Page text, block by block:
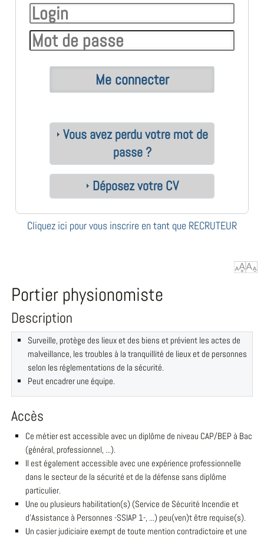
Vous avez perdu votre mot de
passe ?
Déposez votre CV
Cliquez ici pour vous inscrire en tant que RECRUTEUR
Portier physionomiste
Description
Surveille, protège des lieux et des biens et prévient les actes de
malveillance, les troubles à la tranquillité de lieux et de personnes
selon les réglementations de la sécurité.
Peut encadrer une équipe.
Accès
Ce métier est accessible avec un diplôme de niveau CAP/BEP à Bac
(général, professionnel, ...).
Il est également accessible avec une expérience professionnelle
dans le secteur de la sécurité et de la défense sans diplôme
particulier.
Une ou plusieurs habilitation(s) (Service de Sécurité Incendie et
d'Assistance à Personnes -SSIAP 1-, ...) peu(ven)t être requise(s).
Un casier judiciaire exempt de toute mention contradictoire et une